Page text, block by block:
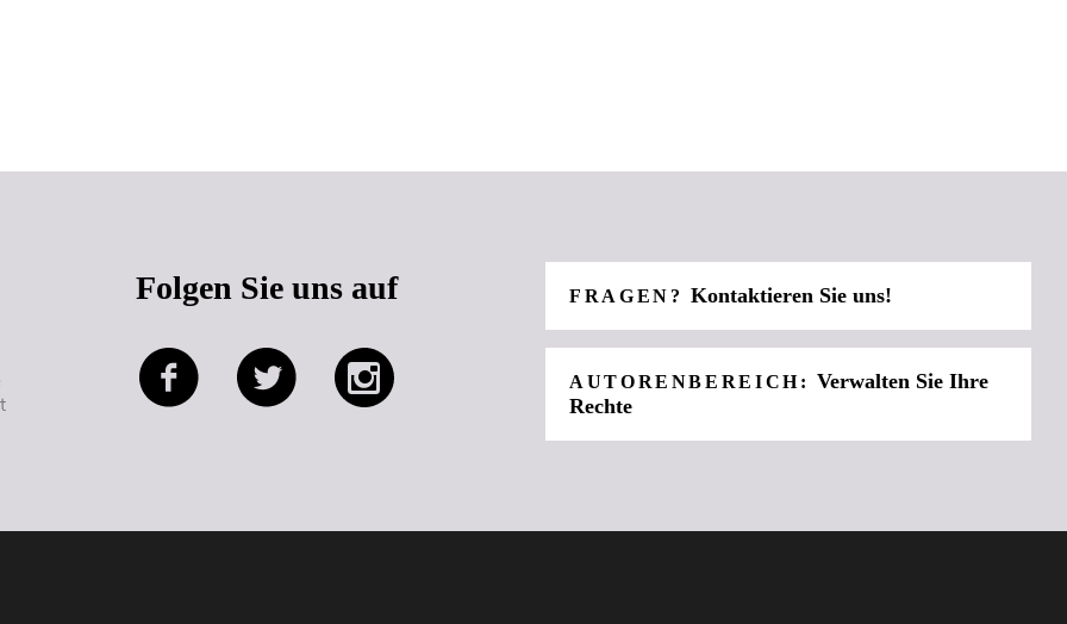
Folgen Sie uns auf FRAGEN?Kontaktieren Sie uns!
AUTORENBEREICH:Verwalten Sie Ihre
Rechte